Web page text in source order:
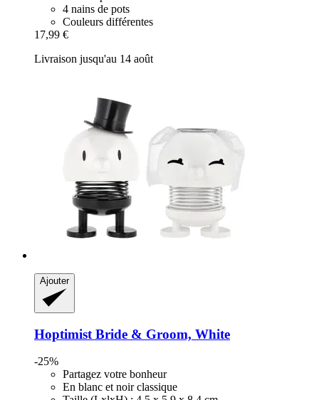
4 nains de pots
Couleurs différentes
17,99 €
Livraison jusqu'au 14 août
Ajouter
Hoptimist Bride & Groom, White
-25%
Partagez votre bonheur
En blanc et noir classique